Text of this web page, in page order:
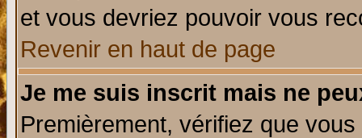
et vous devriez pouvoir vous
Revenir en haut de page
Je me suis inscrit mais ne
Premièrement, vérifiez que